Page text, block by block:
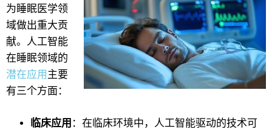
为睡眠医学领
域做出重大贡
献。人工智能
在睡眠领域的
潜在应用 主要
有三个方面：
临床应用 ：在临床环境中，人工智能驱动的技术可